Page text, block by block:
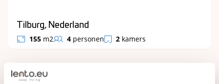
Tilburg, Nederland
155 m2 4 personen 2 kamers